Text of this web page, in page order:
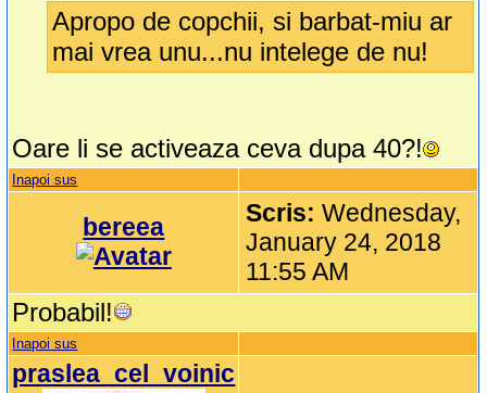
Apropo de copchii, si barbat-miu ar
mai vrea unu...nu intelege de nu!
Oare li se activeaza ceva dupa 40?!
Inapoi sus
bereea Scris:Wednesday,
January 24, 2018
11:55 AM
Probabil!
Inapoi sus
praslea_cel_voinic